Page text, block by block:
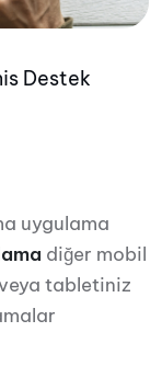
Destek
uygulama
diğer mobil
tabletiniz